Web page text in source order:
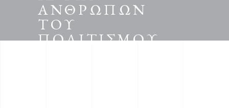
ΑΝΘΡΩΠΩΝ
ΤΟΥ
ΠΟΛΙΤΙΣΜΟΥ